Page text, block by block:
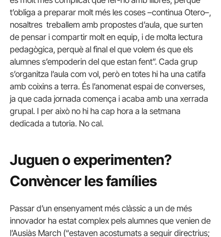
t’obliga a preparar molt més les coses –continua Otero–,
nosaltres treballem amb propostes d’aula, que surten
de pensar i compartir molt en equip, i de molta lectura
pedagògica, perquè al final el que volem és que els
alumnes s’empoderin del que estan fent”. Cada grup
s’organitza l’aula com vol, però en totes hi ha una catifa
amb coixins a terra. És l’anomenat espai de converses,
ja que cada jornada comença i acaba amb una xerrada
grupal. I per això no hi ha cap hora a la setmana
dedicada a tutoria. No cal.
Juguen o experimenten?
Convèncer les famílies
Passar d’un ensenyament més clàssic a un de més
innovador ha estat complex pels alumnes que venien de
l’Ausiàs March (“estaven acostumats a seguir directrius;